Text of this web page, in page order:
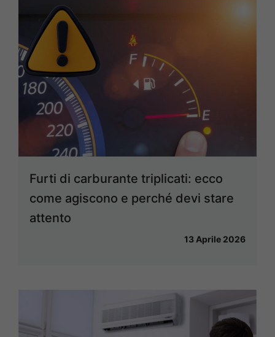
Furti di carburante triplicati: ecco
come agiscono e perché devi stare
attento
13 Aprile 2026